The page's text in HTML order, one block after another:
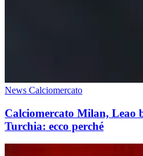
News Calciomercato
Calciomercato Milan, Leao
Turchia: ecco perché